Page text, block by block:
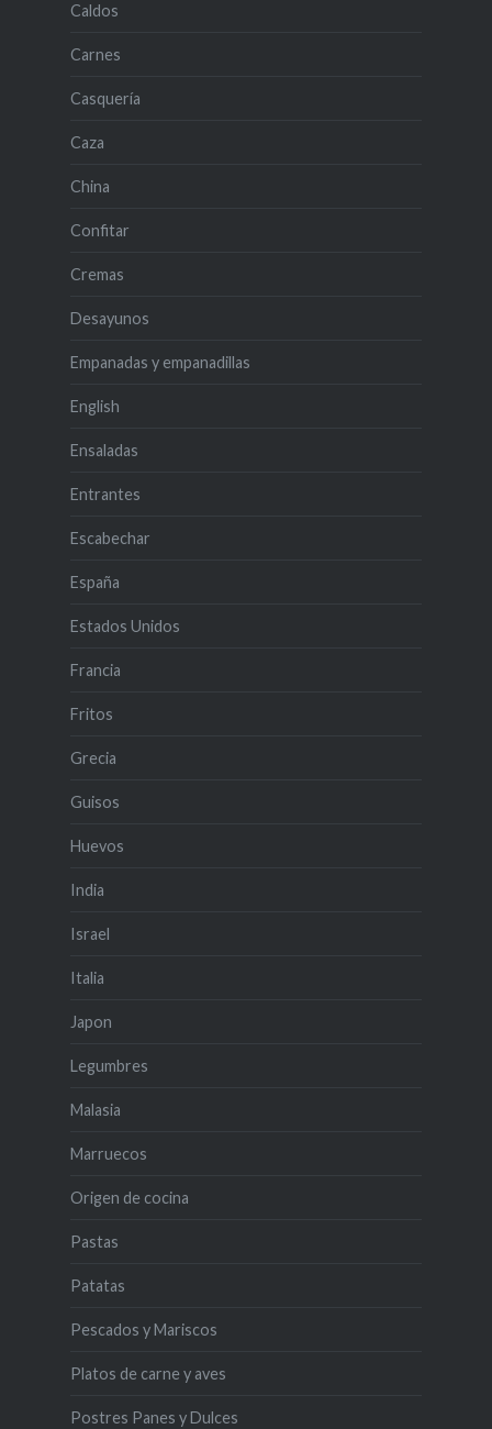
Caldos
Carnes
Casquería
Caza
China
Confitar
Cremas
Desayunos
Empanadas y empanadillas
English
Ensaladas
Entrantes
Escabechar
España
Estados Unidos
Francia
Fritos
Grecia
Guisos
Huevos
India
Israel
Italia
Japon
Legumbres
Malasia
Marruecos
Origen de cocina
Pastas
Patatas
Pescados y Mariscos
Platos de carne y aves
Postres Panes y Dulces